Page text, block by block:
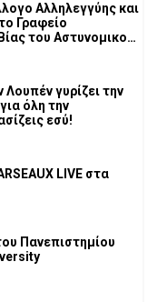
Αλληλεγγύης και
Γραφείο
του Αστυνομικού
γυρίζει την
όλη την
εσύ!
LIVE στα
Πανεπιστημίου